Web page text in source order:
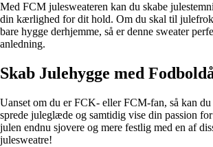
Med FCM julesweateren kan du skabe
din kærlighed for dit hold. Om du skal til
bare hygge derhjemme, så er denne sweater
anledning.
Skab Julehygge med
Uanset om du er FCK- eller FCM-fan, så kan du
sprede juleglæde og samtidig vise din passion
julen endnu sjovere og mere festlig med en af
julesweatre!